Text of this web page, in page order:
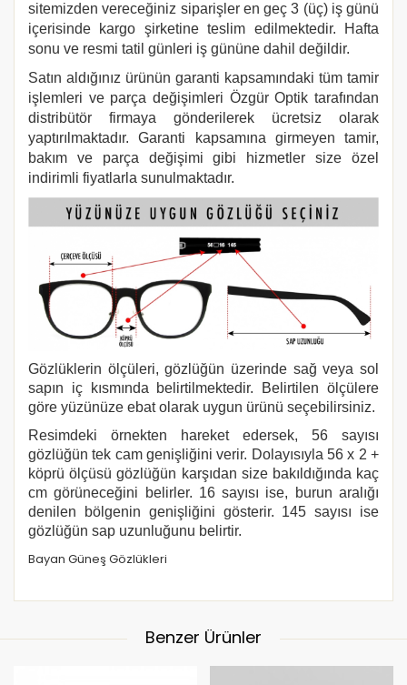
sitemizden vereceğiniz siparişler en geç 3 (üç) iş günü
içerisinde kargo şirketine teslim edilmektedir. Hafta
sonu ve resmi tatil günleri iş gününe dahil değildir.
Satın aldığınız ürünün garanti kapsamındaki tüm tamir
işlemleri ve parça değişimleri Özgür Optik tarafından
distribütör firmaya gönderilerek ücretsiz olarak
yaptırılmaktadır. Garanti kapsamına girmeyen tamir,
bakım ve parça değişimi gibi hizmetler size özel
indirimli fiyatlarla sunulmaktadır.
Gözlüklerin ölçüleri, gözlüğün üzerinde sağ veya sol
sapın iç kısmında belirtilmektedir. Belirtilen ölçülere
göre yüzünüze ebat olarak uygun ürünü seçebilirsiniz.
Resimdeki örnekten hareket edersek, 56 sayısı
gözlüğün tek cam genişliğini verir. Dolayısıyla 56 x 2 +
köprü ölçüsü gözlüğün karşıdan size bakıldığında kaç
cm görüneceğini belirler. 16 sayısı ise, burun aralığı
denilen bölgenin genişliğini gösterir. 145 sayısı ise
gözlüğün sap uzunluğunu belirtir.
Bayan Güneş Gözlükleri
Benzer Ürünler